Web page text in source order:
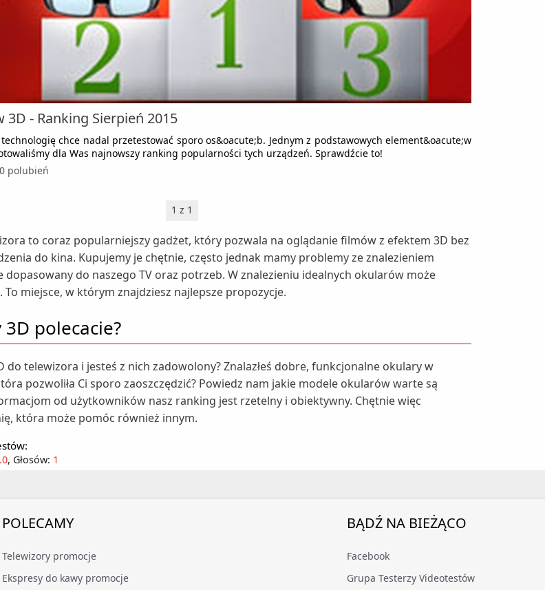
3D - Ranking Sierpień 2015
chce nadal przetestować sporo os&oacute;b. Jednym z podstawowych element&oacute;w
dla Was najnowszy ranking popularności tych urządzeń. Sprawdźcie to!
0 polubień
1 z 1
to coraz popularniejszy gadżet, który pozwala na oglądanie filmów z efektem 3D bez
do kina. Kupujemy je chętnie, często jednak mamy problemy ze znalezieniem
do naszego TV oraz potrzeb. W znalezieniu idealnych okularów może
miejsce, w którym znajdziesz najlepsze propozycje.
polecacie?
do telewizora i jesteś z nich zadowolony? Znalazłeś dobre, funkcjonalne okulary w
pozwoliła Ci sporo zaoszczędzić? Powiedz nam jakie modele okularów warte są
od użytkowników nasz ranking jest rzetelny i obiektywny. Chętnie więc
która może pomóc również innym.
, Głosów: 1
POLECAMY
Telewizory promocje
Ekspresy do kawy promocje
BĄDŹ NA BIEŻĄCO
Facebook
Grupa Testerzy Videotestów